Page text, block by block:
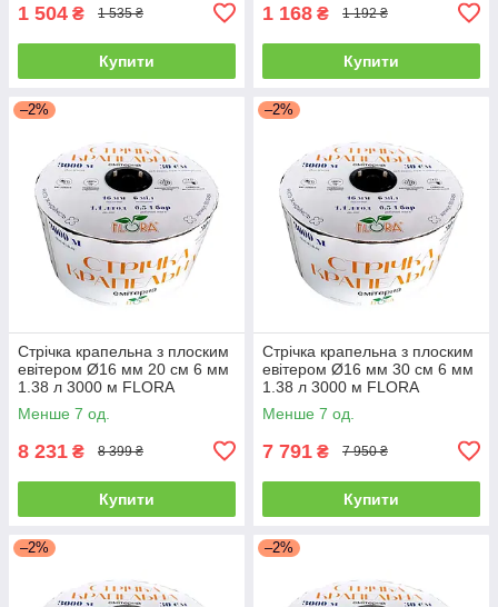
1 504 ₴ 1 535 ₴
Купити
1 168 ₴ 1 192 ₴
Купити
–2%
Стрічка крапельна з плоским
евітером Ø16 мм 20 см 6 мм
1.38 л 3000 м FLORA
(5076624) +БЕЗКОШТОВНА
ДОСТАВКА!
Менше 7 од.
8 231 ₴ 8 399 ₴
Купити
–2%
Стрічка крапельна з плоским
евітером Ø16 мм 30 см 6 мм
1.38 л 3000 м FLORA
(5076324) +БЕЗКОШТОВНА
ДОСТАВКА!
Менше 7 од.
7 791 ₴ 7 950 ₴
Купити
–2% –2%